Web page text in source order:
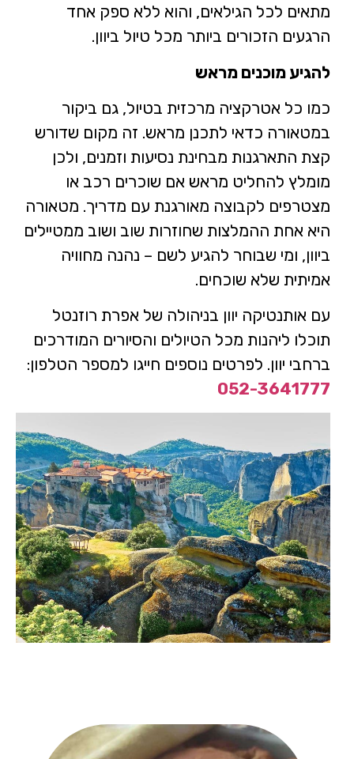
מתאים לכל הגילאים, והוא ללא ספק אחד
הרגעים הזכורים ביותר מכל טיול ביוון.
להגיע מוכנים מראש
כמו כל אטרקציה מרכזית בטיול, גם ביקור
במטאורה כדאי לתכנן מראש. זה מקום שדורש
קצת התארגנות מבחינת נסיעות וזמנים, ולכן
מומלץ להחליט מראש אם שוכרים רכב או
מצטרפים לקבוצה מאורגנת עם מדריך. מטאורה
היא אחת ההמלצות שחוזרות שוב ושוב ממטיילים
ביוון, ומי שבוחר להגיע לשם – נהנה מחוויה
אמיתית שלא שוכחים.
עם אותנטיקה יוון בניהולה של אפרת רוזנטל
תוכלו ליהנות מכל הטיולים והסיורים המודרכים
ברחבי יוון. לפרטים נוספים חייגו למספר הטלפון:
052-3641777